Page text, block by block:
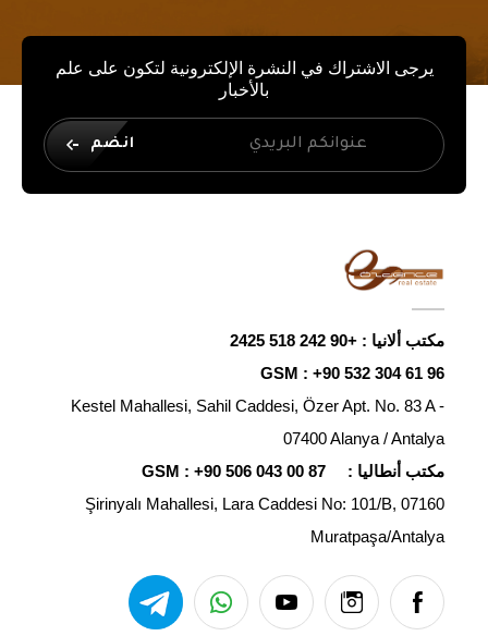
يرجى الاشتراك في النشرة الإلكترونية لتكون على علم
بالأخبار
انضم
مكتب ألانيا : +90 242 518 2425
GSM : +90 532 304 61 96
Kestel Mahallesi, Sahil Caddesi, Özer Apt. No. 83 A -
07400 Alanya / Antalya
مكتب أنطاليا :
GSM : +90 506 043 00 87
Şirinyalı Mahallesi, Lara Caddesi No: 101/B, 07160
Muratpaşa/Antalya